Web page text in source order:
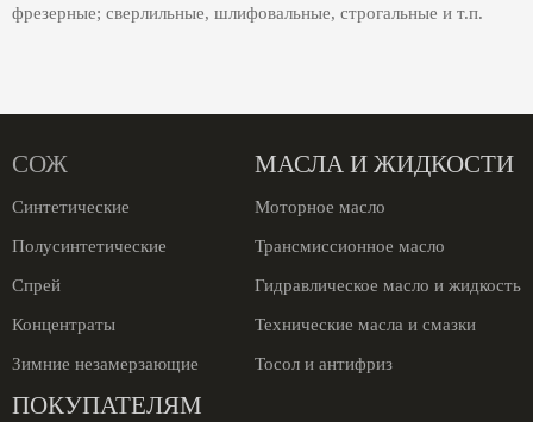
фрезерные; сверлильные, шлифовальные, строгальные и т.п.
СОЖ
Синтетические
Полусинтетические
Спрей
Концентраты
Зимние незамерзающие
МАСЛА И ЖИДКОСТИ
Моторное масло
Трансмиссионное масло
Гидравлическое масло и жидкость
Технические масла и смазки
Тосол и антифриз
ПОКУПАТЕЛЯМ